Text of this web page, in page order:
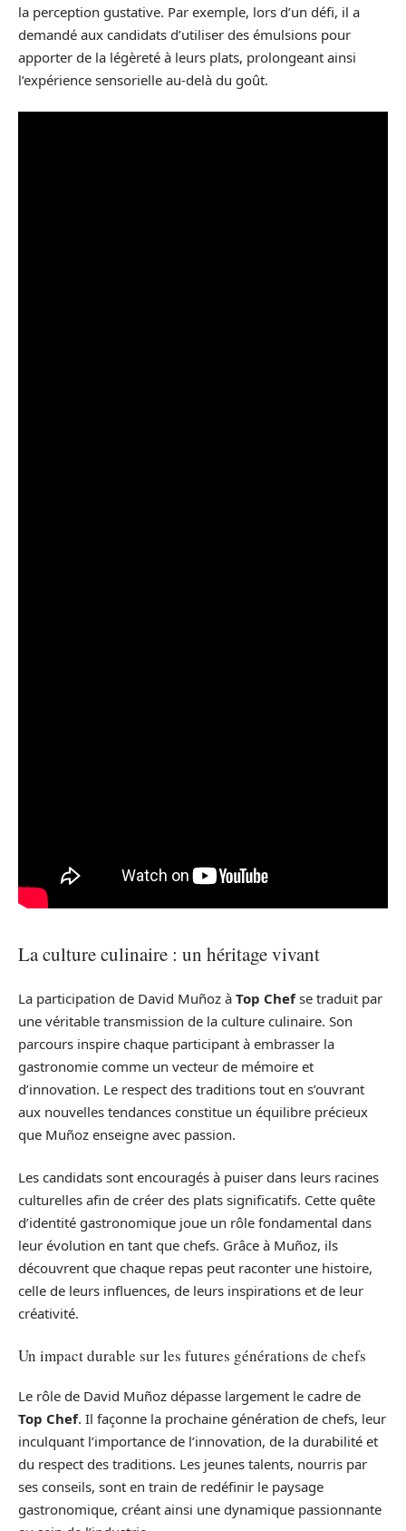
la perception gustative. Par exemple, lors d’un défi, il a
demandé aux candidats d’utiliser des émulsions pour
apporter de la légèreté à leurs plats, prolongeant ainsi
l’expérience sensorielle au-delà du goût.
La culture culinaire : un héritage vivant
La participation de David Muñoz à Top Chefse traduit par
une véritable transmission de la culture culinaire. Son
parcours inspire chaque participant à embrasser la
gastronomie comme un vecteur de mémoire et
d’innovation. Le respect des traditions tout en s’ouvrant
aux nouvelles tendances constitue un équilibre précieux
que Muñoz enseigne avec passion.
Les candidats sont encouragés à puiser dans leurs racines
culturelles afin de créer des plats significatifs. Cette quête
d’identité gastronomique joue un rôle fondamental dans
leur évolution en tant que chefs. Grâce à Muñoz, ils
découvrent que chaque repas peut raconter une histoire,
celle de leurs influences, de leurs inspirations et de leur
créativité.
Un impact durable sur les futures générations de chefs
Le rôle de David Muñoz dépasse largement le cadre de
Top Chef. Il façonne la prochaine génération de chefs, leur
inculquant l’importance de l’innovation, de la durabilité et
du respect des traditions. Les jeunes talents, nourris par
ses conseils, sont en train de redéfinir le paysage
gastronomique, créant ainsi une dynamique passionnante